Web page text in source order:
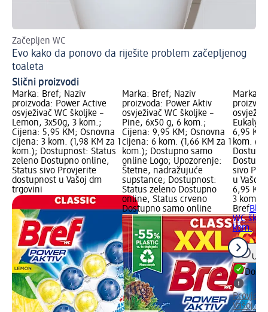
Začepljen WC
Evo kako da ponovo da riješite problem začepljenog
toaleta
Slični proizvodi
Marka: Bref; Naziv
proizvoda: Power Active
osvježivač WC školjke –
Lemon, 3x50g, 3 kom.;
Cijena: 5,95 KM; Osnovna
cijena: 3 kom. (1,98 KM za 1
kom.); Dostupnost: Status
zeleno Dostupno online,
Status sivo Provjerite
dostupnost u Vašoj dm
trgovini
Marka: Bref; Naziv
proizvoda: Power Aktiv
osvježivač WC školjke –
Pine, 6x50 g, 6 kom.;
Cijena: 9,95 KM; Osnovna
cijena: 6 kom. (1,66 KM za 1
kom.); Dostupno samo
online Logo; Upozorenje:
Štetne, nadražujuće
supstance; Dostupnost:
Status zeleno Dostupno
online, Status crveno
Dostupno samo online
Marka:
6,95
kom.
sivo
u Vašoj
6,95 KM
3 kom.
Bref
WC
kom.
Vašoj